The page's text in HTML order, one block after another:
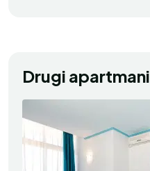
Drugi apartmani